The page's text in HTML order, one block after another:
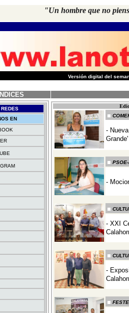
"Un hombre que no
Versión digital del
INDICES